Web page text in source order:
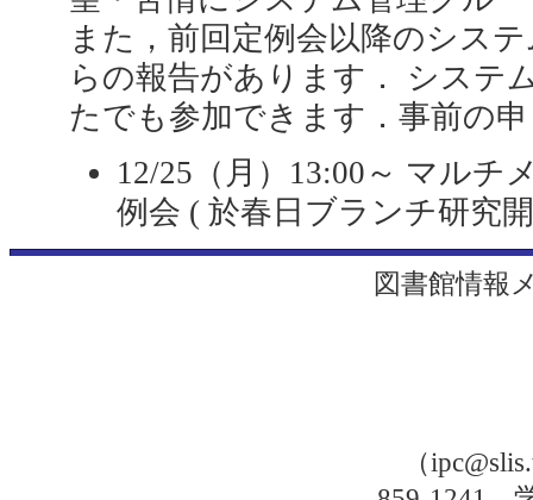
また，前回定例会以降のシス
らの報告があります． システ
たでも参加できます．事前の
12/25（月）13:00～ マルチ
例会 ( 於春日ブランチ研究
図書館情報
（